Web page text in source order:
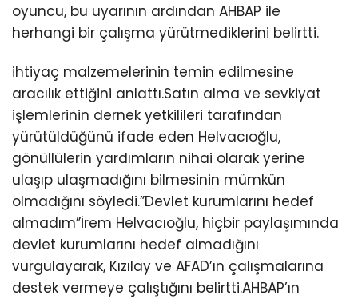
oyuncu, bu uyarının ardından AHBAP ile
herhangi bir çalışma yürütmediklerini belirtti.
ihtiyaç malzemelerinin temin edilmesine
aracılık ettiğini anlattı.Satın alma ve sevkiyat
işlemlerinin dernek yetkilileri tarafından
yürütüldüğünü ifade eden Helvacıoğlu,
gönüllülerin yardımların nihai olarak yerine
ulaşıp ulaşmadığını bilmesinin mümkün
olmadığını söyledi.”Devlet kurumlarını hedef
almadım”İrem Helvacıoğlu, hiçbir paylaşımında
devlet kurumlarını hedef almadığını
vurgulayarak, Kızılay ve AFAD’ın çalışmalarına
destek vermeye çalıştığını belirtti.AHBAP’ın